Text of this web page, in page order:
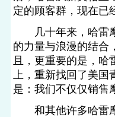
定的顾客群，现在已
几十年来，哈雷摩
的力量与浪漫的结合
且，更重要的是，
上，重新找回了美国
是：我们不仅仅销售
和其他许多哈雷摩